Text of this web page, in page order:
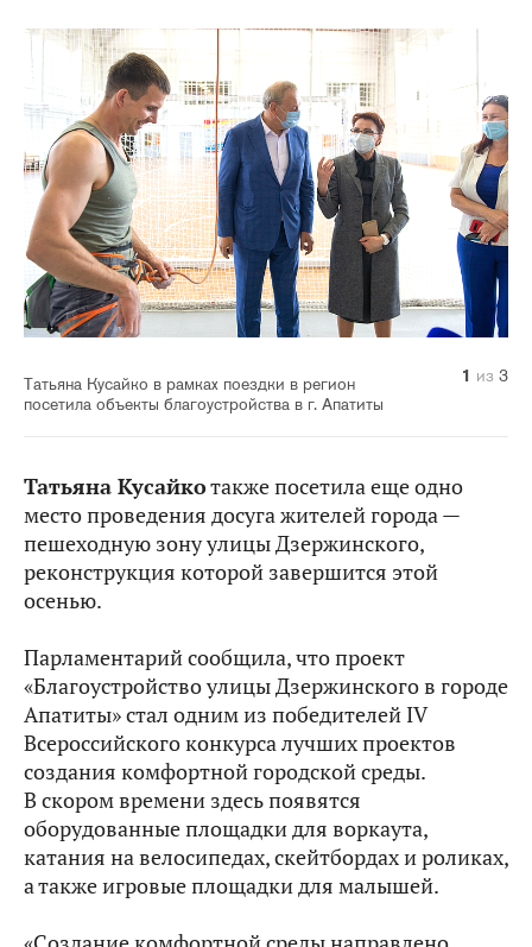
Татьяна Кусайко в рамках поездки в регион
посетила объекты благоустройства в г. Апатиты
1 из 3
2 из 3
3 из 3
Татьяна Кусайкотакже посетила еще одно
место проведения досуга жителей города —
пешеходную зону улицы Дзержинского,
реконструкция которой завершится этой
осенью.
Парламентарий сообщила, что проект
«Благоустройство улицы Дзержинского в городе
Апатиты» стал одним из победителей IV
Всероссийского конкурса лучших проектов
создания комфортной городской среды.
В скором времени здесь появятся
оборудованные площадки для воркаута,
катания на велосипедах, скейтбордах и роликах,
а также игровые площадки для малышей.